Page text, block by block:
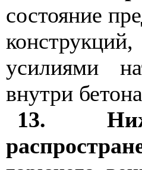
состояние
усилиями
внутри
13.